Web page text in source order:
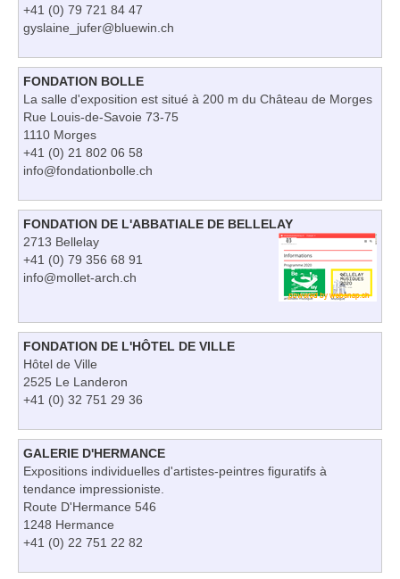
+41 (0) 79 721 84 47
gyslaine_jufer@bluewin.ch
FONDATION BOLLE
La salle d'exposition est situé à 200 m du Château de Morges
Rue Louis-de-Savoie 73-75
1110 Morges
+41 (0) 21 802 06 58
info@fondationbolle.ch
FONDATION DE L'ABBATIALE DE BELLELAY
2713 Bellelay
+41 (0) 79 356 68 91
info@mollet-arch.ch
FONDATION DE L'HÔTEL DE VILLE
Hôtel de Ville
2525 Le Landeron
+41 (0) 32 751 29 36
GALERIE D'HERMANCE
Expositions individuelles d'artistes-peintres figuratifs à
tendance impressioniste.
Route D'Hermance 546
1248 Hermance
+41 (0) 22 751 22 82